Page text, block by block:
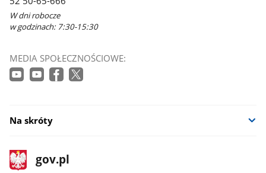
oknie
W dni robocze
w godzinach: 7:30-15:30
MEDIA SPOŁECZNOŚCIOWE:
Na skróty
stopka
gov.pl
Strona
gov.pl